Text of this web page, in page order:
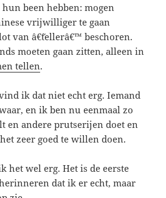
been hebben: mogen
vrijwilliger te gaan
van â€˜tellerâ€™ beschoren.
moeten gaan zitten, alleen in
tellen.
ik dat niet echt erg. Iemand
en ik ben nu eenmaal zo
en andere prutserijen doet en
zeer goed te willen doen.
het wel erg. Het is de eerste
dat ik er echt, maar